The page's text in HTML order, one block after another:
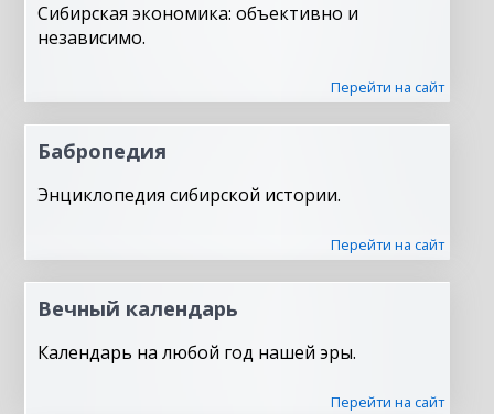
Сибирская экономика: объективно и
независимо.
Перейти на сайт
Бабропедия
Энциклопедия сибирской истории.
Перейти на сайт
Вечный календарь
Календарь на любой год нашей эры.
Перейти на сайт